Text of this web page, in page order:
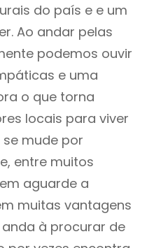
do país e e um
Ao andar pelas
podemos ouvir
e uma
o que torna
locais para viver
se mude por
entre muitos
aguarde a
muitas vantagens
à procurar de